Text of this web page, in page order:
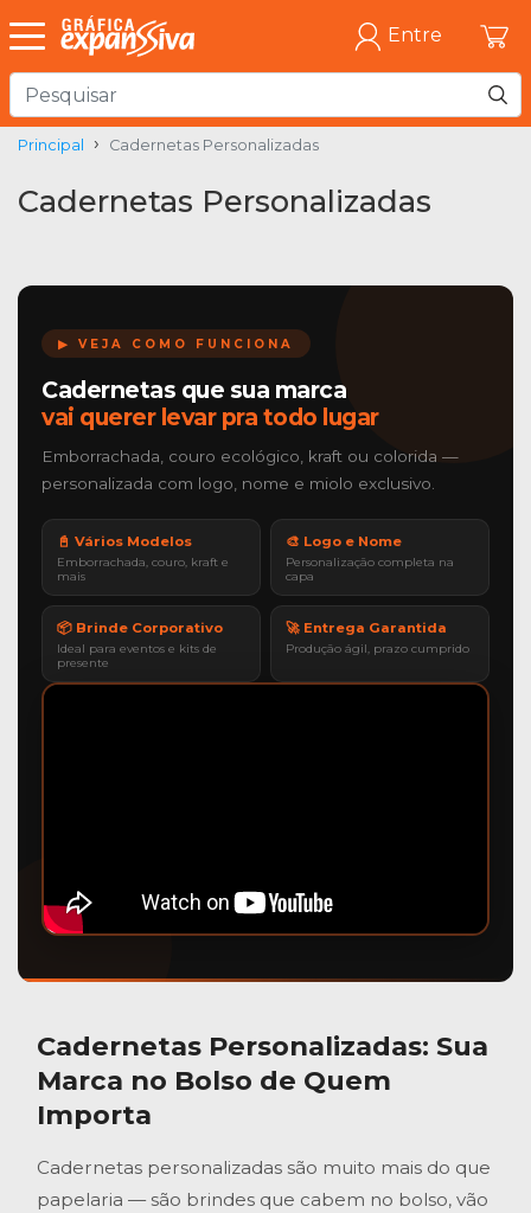
Entre
Principal Cadernetas Personalizadas
Cadernetas Personalizadas
▶ VEJA COMO FUNCIONA
Cadernetas que sua marca
vai querer levar pra todo lugar
Emborrachada, couro ecológico, kraft ou colorida —
personalizada com logo, nome e miolo exclusivo.
📓 Vários Modelos
Emborrachada, couro, kraft e
mais
🎨 Logo e Nome
Personalização completa na
capa
📦 Brinde Corporativo
Ideal para eventos e kits de
presente
🚀 Entrega Garantida
Produção ágil, prazo cumprido
Cadernetas Personalizadas: Sua
Marca no Bolso de Quem
Importa
Cadernetas personalizadas são muito mais do que
papelaria — são brindes que cabem no bolso, vão